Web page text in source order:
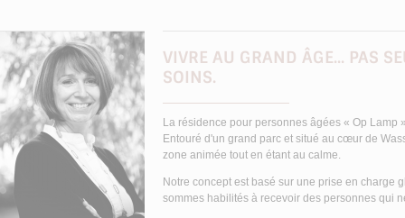
VIVRE AU GRAND ÂGE... PAS
SOINS.
La résidence pour personnes âgées « Op Lamp
Entouré d'un grand parc et situé au cœur de
zone animée tout en étant au calme.
Notre concept est basé sur une prise en charge
sommes habilités à recevoir des personnes qui